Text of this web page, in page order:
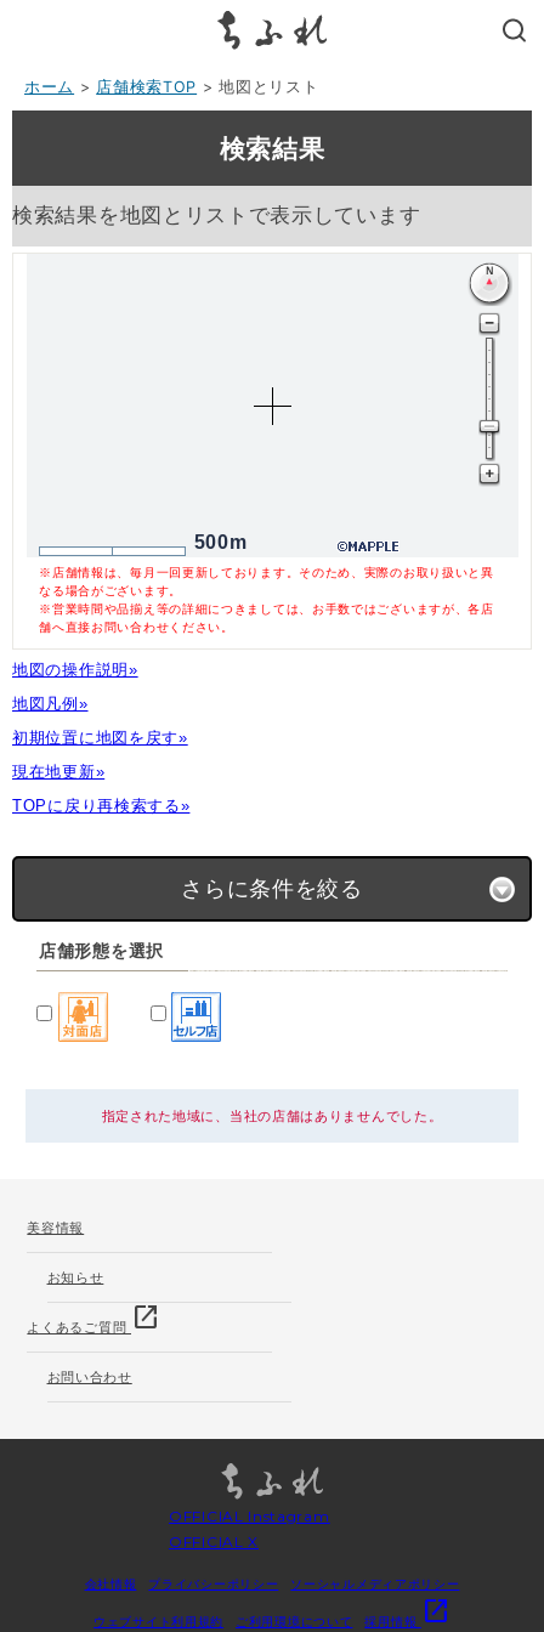
ホーム > 店舗検索TOP > 地図とリスト
検索結果
検索結果を地図とリストで表示しています
500m
※店舗情報は、毎月一回更新しております。そのため、実際のお取り扱いと異
なる場合がございます。
※営業時間や品揃え等の詳細につきましては、お手数ではございますが、各店
舗へ直接お問い合わせください。
地図の操作説明»
地図凡例»
初期位置に地図を戻す»
現在地更新»
TOPに戻り再検索する»
さらに条件を絞る
店舗形態を選択
指定された地域に、当社の店舗はありませんでした。
美容情報
お知らせ
よくあるご質問 open_in_new
お問い合わせ
OFFICIAL Instagram
OFFICIAL X
会社情報 プライバシーポリシー ソーシャルメディアポリシー
ウェブサイト利用規約 ご利用環境について 採用情報 open_in_new